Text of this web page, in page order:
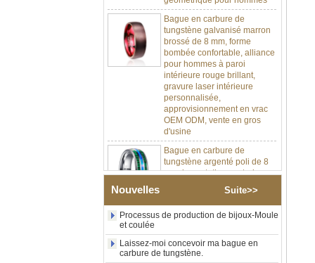
Bague en carbure de
tungstène galvanisé marron
brossé de 8 mm, forme
bombée confortable, alliance
pour hommes à paroi
intérieure rouge brillant,
gravure laser intérieure
personnalisée,
approvisionnement en vrac
OEM ODM, vente en gros
d'usine
Bague en carbure de
tungstène argenté poli de 8
mm, incrustation centrale
d'opale bleue écrasée avec
synthétique, alliance pour
hommes, gravure laser
intérieure personnalisée,
OEM ODM, vente en gros
d'usin
Nouvelles Suite>>
Processus de production de bijoux-Moule
et coulée
Laissez-moi concevoir ma bague en
carbure de tungstène.